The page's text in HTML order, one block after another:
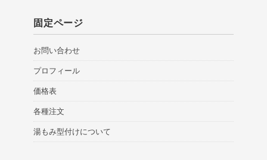
固定ページ
お問い合わせ
プロフィール
価格表
各種注文
湯もみ型付けについて